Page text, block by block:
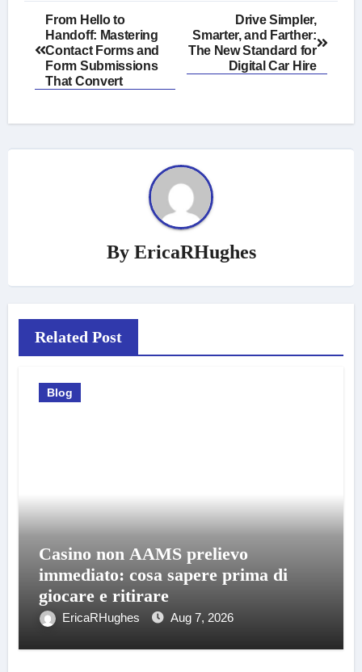
Post
navigation
From Hello to
Handoff: Mastering
Contact Forms and
Form Submissions
That Convert
Drive Simpler,
Smarter, and Farther:
The New Standard for
Digital Car Hire
By EricaRHughes
Related Post
Blog
Casino non AAMS prelievo
immediato: cosa sapere prima di
giocare e ritirare
EricaRHughes Aug 7, 2026